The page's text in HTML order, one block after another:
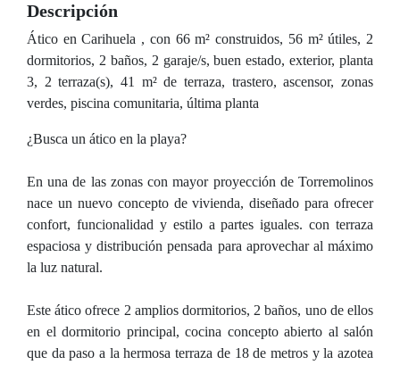
Descripción
Ático en Carihuela , con 66 m² construidos, 56 m² útiles, 2
dormitorios, 2 baños, 2 garaje/s, buen estado, exterior, planta
3, 2 terraza(s), 41 m² de terraza, trastero, ascensor, zonas
verdes, piscina comunitaria, última planta
¿Busca un ático en la playa?
En una de las zonas con mayor proyección de Torremolinos
nace un nuevo concepto de vivienda, diseñado para ofrecer
confort, funcionalidad y estilo a partes iguales. con terraza
espaciosa y distribución pensada para aprovechar al máximo
la luz natural.
Este ático ofrece 2 amplios dormitorios, 2 baños, uno de ellos
en el dormitorio principal, cocina concepto abierto al salón
que da paso a la hermosa terraza de 18 de metros y la azotea